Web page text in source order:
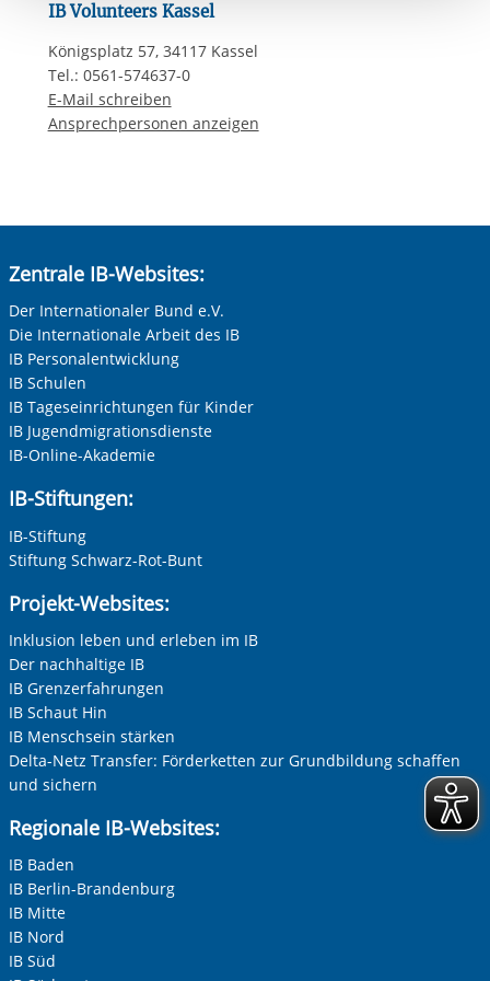
Einwilligung.
IB Volunteers Kassel
Königsplatz 57, 34117 Kassel
Tel.: 0561-574637-0
E-Mail schreiben
Ansprechpersonen anzeigen
Zentrale IB-Websites:
Der Internationaler Bund e.V.
Die Internationale Arbeit des IB
IB Personalentwicklung
IB Schulen
IB Tageseinrichtungen für Kinder
IB Jugendmigrationsdienste
IB-Online-Akademie
IB-Stiftungen:
IB-Stiftung
Stiftung Schwarz-Rot-Bunt
Projekt-Websites:
Inklusion leben und erleben im IB
Der nachhaltige IB
IB Grenzerfahrungen
IB Schaut Hin
IB Menschsein stärken
Delta-Netz Transfer: Förderketten zur Grundbildung schaffen
und sichern
Regionale IB-Websites:
IB Baden
IB Berlin-Brandenburg
IB Mitte
IB Nord
IB Süd